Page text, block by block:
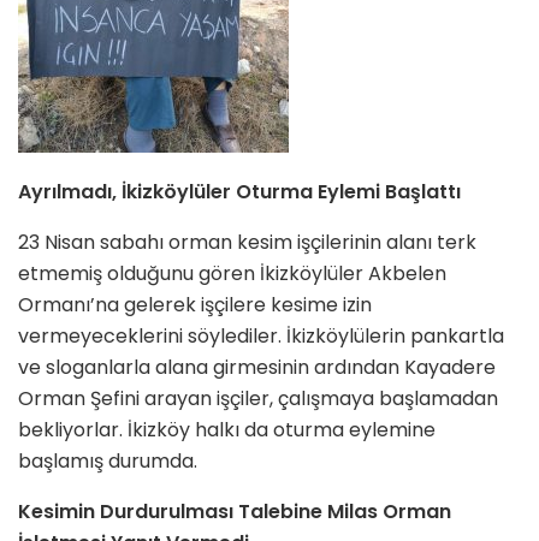
Ayrılmadı, İkizköylüler Oturma Eylemi Başlattı
23 Nisan sabahı orman kesim işçilerinin alanı terk
etmemiş olduğunu gören İkizköylüler Akbelen
Ormanı’na gelerek işçilere kesime izin
vermeyeceklerini söylediler. İkizköylülerin pankartla
ve sloganlarla alana girmesinin ardından Kayadere
Orman Şefini arayan işçiler, çalışmaya başlamadan
bekliyorlar. İkizköy halkı da oturma eylemine
başlamış durumda.
Kesimin Durdurulması Talebine Milas Orman